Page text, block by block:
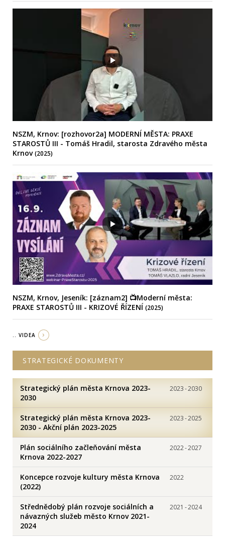
NSZM, Krnov: [rozhovor2a] MODERNÍ MĚSTA: PRAXE
STAROSTŮ III - Tomáš Hradil, starosta Zdravého města
Krnov(2025)
NSZM, Krnov, Jeseník: [záznam2] 📺Moderní města:
PRAXE STAROSTŮ III - KRIZOVÉ ŘÍZENÍ (2025)
.. VIDEA
STRATEGICKÉ DOKUMENTY
Strategický plán města Krnova 2023-
2030
2023-2030
Strategický plán města Krnova 2023-
2030 - Akční plán 2023-2025
2023-2025
Plán sociálního začleňování města
Krnova 2022-2027
2022-2027
Koncepce rozvoje kultury města Krnova
(2022)
2022
Střednědobý plán rozvoje sociálních a
návazných služeb město Krnov 2021-
2024
2021 -2024